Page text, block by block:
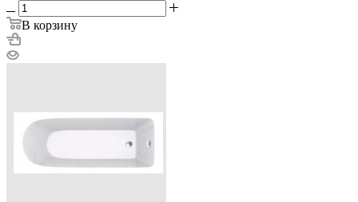
В корзину